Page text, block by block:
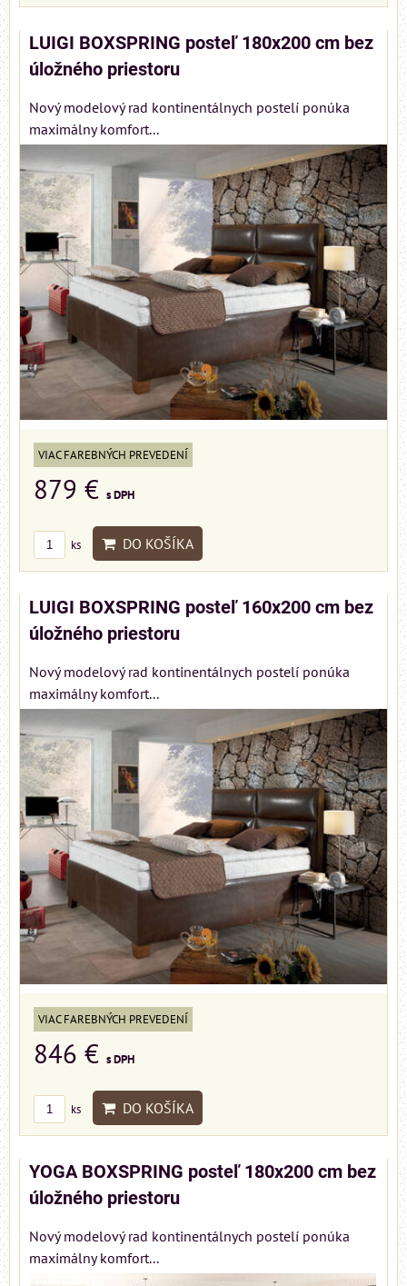
LUIGI BOXSPRING posteľ 180x200 cm bez
úložného priestoru
Nový modelový rad kontinentálnych postelí ponúka
maximálny komfort...
VIAC FAREBNÝCH PREVEDENÍ
879 € s DPH
ks DO KOŠÍKA
LUIGI BOXSPRING posteľ 160x200 cm bez
úložného priestoru
Nový modelový rad kontinentálnych postelí ponúka
maximálny komfort...
VIAC FAREBNÝCH PREVEDENÍ
846 € s DPH
ks DO KOŠÍKA
YOGA BOXSPRING posteľ 180x200 cm bez
úložného priestoru
Nový modelový rad kontinentálnych postelí ponúka
maximálny komfort...